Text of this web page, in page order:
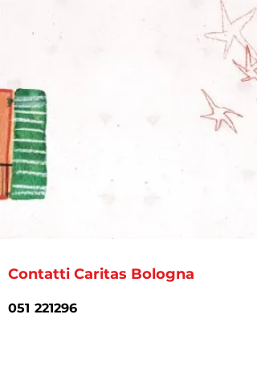
Contatti Caritas Bologna
051 221296